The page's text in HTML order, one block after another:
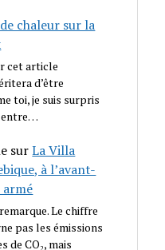
chaleur sur la
cet article
d’être
toi, je suis surpris
entre…
surLa Villa
à l’avant-
Le chiffre
pas les émissions
de CO₂, mais